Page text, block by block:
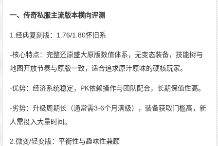
一、传奇私服主流版本横向评测
1.经典复刻版：1.76/1.80怀旧系
-核心特点：完整还原盛大原版数值体系，无变态装备，技能树与
地图开放节奏与原版一致，适合追求原汁原味的硬核玩家。
-优势：经济系统稳定，PK依赖操作与团队配合，长期保值性高。
-劣势：升级周期长（通常需3-6个月满级），装备获取门槛高，新
人需投入大量时间。
2.微变/轻变版：平衡性与趣味性兼顾